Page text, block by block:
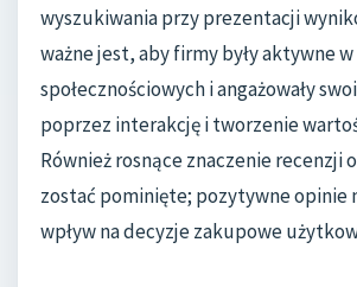
wyszukiwania przy prezentacji
ważne jest, aby firmy były aktywne
społecznościowych i angażowały
poprzez interakcję i tworzenie
Również rosnące znaczenie recenzji
zostać pominięte; pozytywne opinie
wpływ na decyzje zakupowe